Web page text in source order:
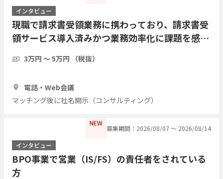
インタビュー
現職で請求書受領業務に携わっており、請求書受
領サービス導入済みかつ業務効率化に課題を感じ
3万円 〜 5万円 （税抜）
電話・Web会議
マッチング後に社名開示（コンサルティング）
NEW
募集期間：2026/08/07 〜 2026/08/14
インタビュー
BPO事業で営業（IS/FS）の責任者をされている
方